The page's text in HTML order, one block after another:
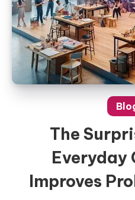
The
Improves